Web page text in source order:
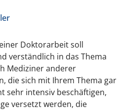
Doktorarbeit soll
verständlich in das Thema
Mediziner anderer
die sich mit Ihrem Thema gar
sehr intensiv beschäftigen,
versetzt werden, die